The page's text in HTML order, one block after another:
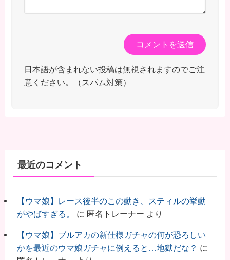
日本語が含まれない投稿は無視されますのでご注
意ください。（スパム対策）
最近のコメント
【ウマ娘】レース後半のこの動き、スティルの挙動
がやばすぎる。
に 匿名トレーナー より
【ウマ娘】ブルアカの新仕様ガチャの何が恐ろしい
かを最近のウマ娘ガチャに例えると…地獄だな？ に